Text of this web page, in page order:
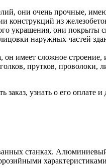
они очень прочные,
конструкций из
украшения, они покрыты
наружных частей
имеет сложное
прутков,
заказ, узнать о его
станках.